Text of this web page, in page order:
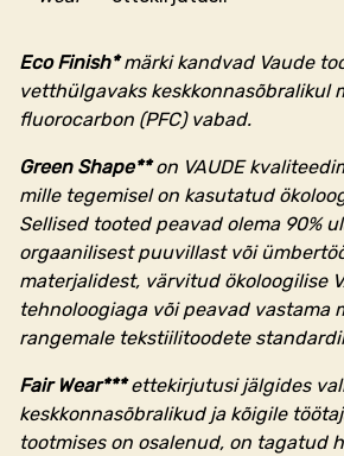
Eco Finish*märki kandvad Vaude
vetthülgavaks keskkonnasõbralikul
fluorocarbon (PFC) vabad.
Green Shape**on VAUDE
mille tegemisel on kasutatud
Sellised tooted peavad olema 90%
orgaanilisest puuvillast või
materjalidest, värvitud ökoloogilise
tehnoloogiaga või peavad vastama
rangemale tekstiilitoodete
Fair Wear***ettekirjutusi jälgides
keskkonnasõbralikud ja kõigile
tootmises on osalenud, on tagatud